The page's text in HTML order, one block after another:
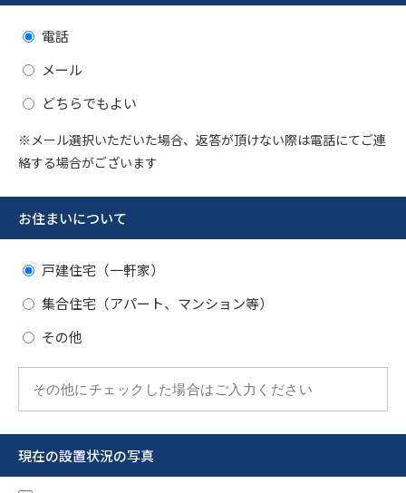
電話
メール
どちらでもよい
※メール選択いただいた場合、返答が頂けない際は電話にてご連
絡する場合がございます
お住まいについて
戸建住宅（一軒家）
集合住宅（アパート、マンション等）
その他
現在の設置状況の写真